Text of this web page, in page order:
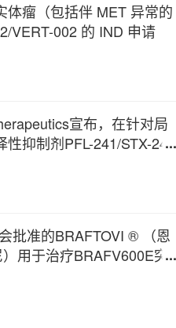
体瘤（包括伴 MET 异常的
VERT-002 的 IND 申请
宣布，在针对局
抑制剂PFL-241/STX-241
批准的BRAFTOVI ® （恩
用于治疗BRAFV600E突